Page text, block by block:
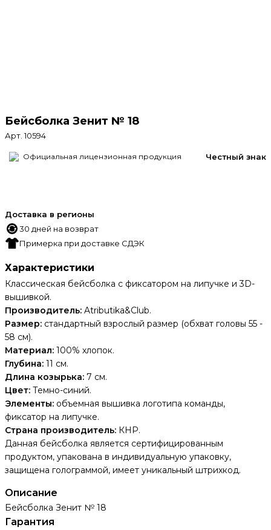
Бейсболка Зенит № 18
Арт. 10594
Официальная лицензионная продукция Честный знак
Доставка в регионы
30 дней на возврат
Примерка при доставке СДЭК
Характеристики
Классическая бейсболка с фиксатором на липучке и 3D-
вышивкой.
Производитель: Atributika&Club.
Размер: стандартный взрослый размер (обхват головы 55 -
58 см).
Материал: 100% хлопок.
Глубина: 11 см.
Длина козырька: 7 см.
Цвет: Темно-синий.
Элементы: объемная вышивка логотипа команды,
фиксатор на липучке.
Страна производитель: КНР.
Данная бейсболка является сертифицированным
продуктом, упакована в индивидуальную упаковку,
защищена голограммой, имеет уникальный штрихкод.
Описание
Бейсболка Зенит № 18
Гарантия